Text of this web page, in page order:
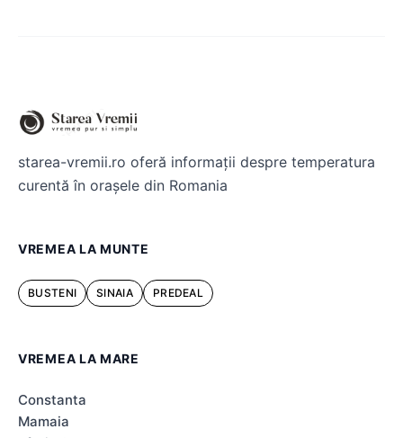
starea-vremii.ro oferă informații despre temperatura
curentă în orașele din Romania
VREMEA LA MUNTE
BUSTENI SINAIA PREDEAL
VREMEA LA MARE
Constanta
Mamaia